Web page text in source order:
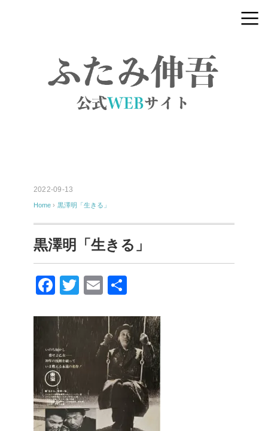
2022-09-13
Home › 黒澤明「生きる」
黒澤明「生きる」
F
c
e
b
o
o
k
T
tt
E
ail